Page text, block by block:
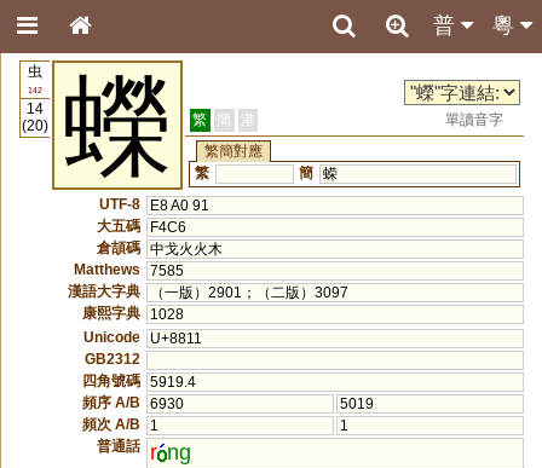
粵
普
虫
142
14
(20)
蠑 繁 簡 港
單讀音字
繁簡對應
繁
簡 蝾
UTF-8
E8 A0 91
大五碼
F4C6
倉頡碼 中戈火火木
Matthews
7585
漢語大字典
（一版）2901；（二版）3097
康熙字典
1028
Unicode
U+8811
GB2312
四角號碼 5919.4
頻序 A/B
6930
5019
頻次 A/B
1
1
普通話
r ng